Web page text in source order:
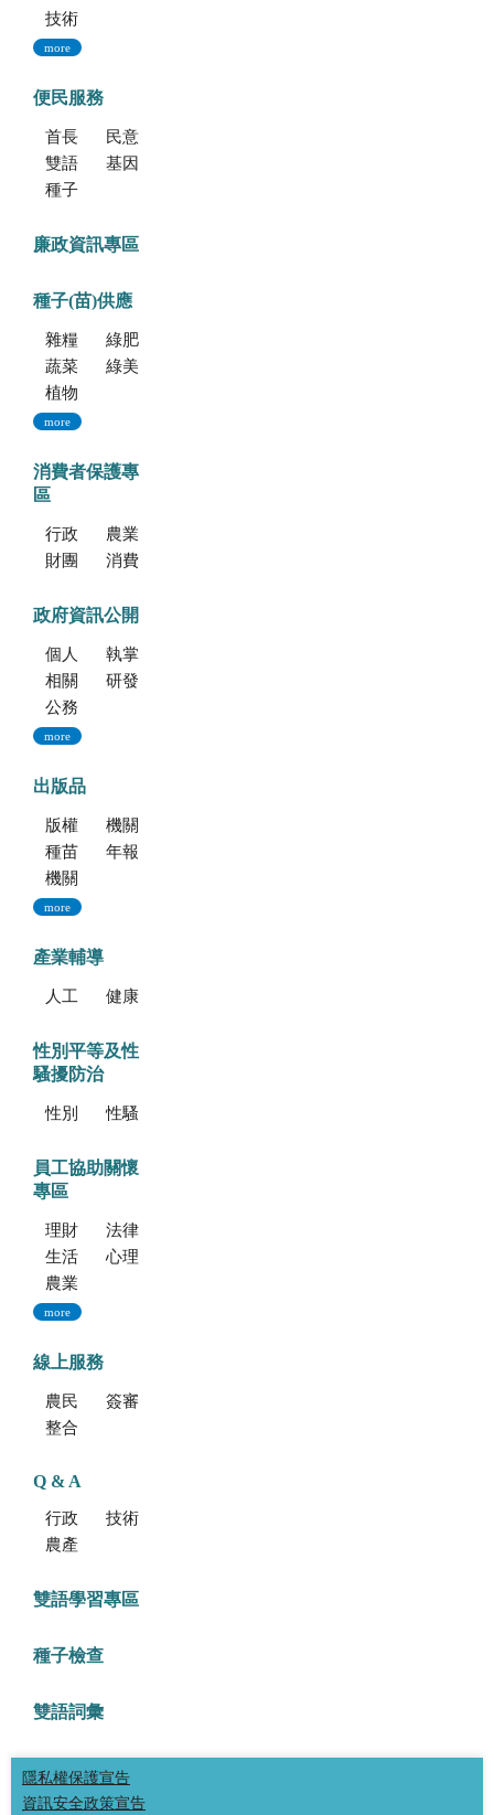
技術移轉公告
more
便民服務
首長信箱
民意信箱
雙語學習專區
基因改造植物委託檢測服務
種子調製加工暨寄倉服務
廉政資訊專區
種子(苗)供應
雜糧種子
綠肥種子
蔬菜種子
綠美化種苗
植物組織培養
more
消費者保護專
區
行政院消費者保護會
農業部消費者保護專區
財團法人中華民國消費者文教基金會
消費者保護法
政府資訊公開
個人資料保護專區
執掌與組織
相關法規
研發成果
公務出國報告資訊網
more
出版品
版權聲明--本網站發表之所有文章，係為學術研究成果，不得引用於產品及食品之標示、宣傳及廣告。若不當引用，應自負法律責任。
機關簡介
種苗科技專訊
年報
機關誌
more
產業輔導
人工培植拖鞋蘭 健康種苗驗證
性別平等及性
騷擾防治
性別平等專區 性騷擾防治專區
員工協助關懷
專區
理財資源
法律資源
生活健康資源
心理資源
農業部特約員工協助方案諮詢服務
more
線上服務
農民學院
簽審通關共同作業平台
整合型植物種苗檢測服務多元平台
Q & A
行政方面
技術方面
農產品食安專區
雙語學習專區
種子檢查
雙語詞彙
隱私權保護宣告
資訊安全政策宣告